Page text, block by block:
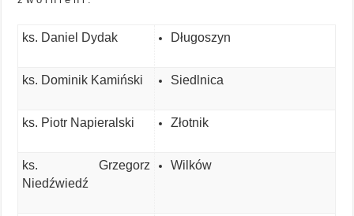
ks. Daniel Dydak Długoszyn
ks. Dominik Kamiński Siedlnica
ks. Piotr Napieralski Złotnik
ks. Grzegorz
Niedźwiedź
Wilków